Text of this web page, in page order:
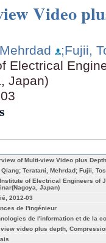
Video
;Fujii,
Electrical
Japan)
of Multi-view Video plus
Qiang; Teratani, Mehrdad; Fujii,
of Electrical Engineers of
Japan)
2012-03
de l'ingénieur
de l'information et de la
video plus depth,